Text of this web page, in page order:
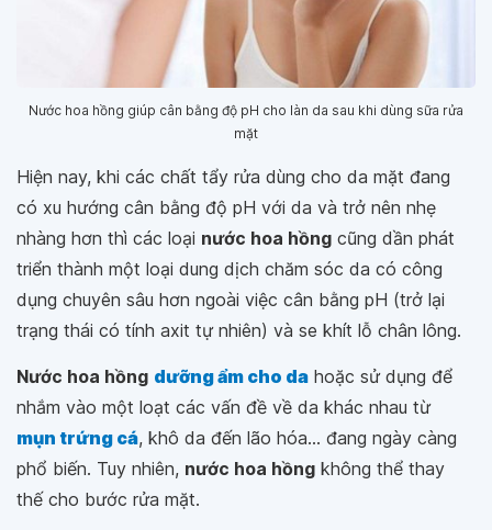
Nước hoa hồng giúp cân bằng độ pH cho làn da sau khi dùng sữa rửa
mặt
Hiện nay, khi các chất tẩy rửa dùng cho da mặt đang
có xu hướng cân bằng độ pH với da và trở nên nhẹ
nhàng hơn thì các loại nước hoa hồng cũng dần phát
triển thành một loại dung dịch chăm sóc da có công
dụng chuyên sâu hơn ngoài việc cân bằng pH (trở lại
trạng thái có tính axit tự nhiên) và se khít lỗ chân lông.
Nước hoa hồng dưỡng ẩm cho da hoặc sử dụng để
nhắm vào một loạt các vấn đề về da khác nhau từ
mụn trứng cá, khô da đến lão hóa... đang ngày càng
phổ biến. Tuy nhiên, nước hoa hồng không thể thay
thế cho bước rửa mặt.